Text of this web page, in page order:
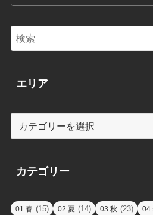
エリア
リ
カテゴリー
01.春 (15) 02.夏 (14) 03.秋 (23)